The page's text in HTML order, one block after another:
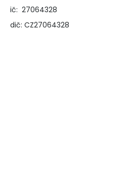
ič: 27064328
dič: CZ27064328